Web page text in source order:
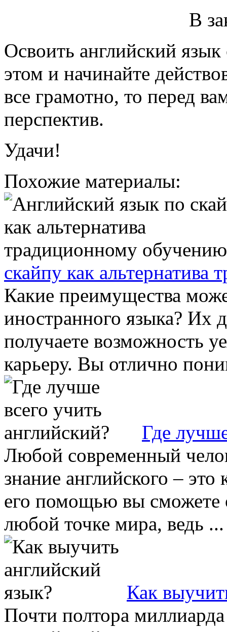
В
Освоить английский
этом и начинайте
все грамотно, то перед
перспектив.
Удачи!
Похожие материалы:
скайпу как
Какие преимущества
иностранного языка? Их
получаете возможность
карьеру. Вы отлично
Где
Любой современный
знание английского –
его помощью вы сможете
любой точке мира, ведь ...
Как
Почти полтора миллиарда